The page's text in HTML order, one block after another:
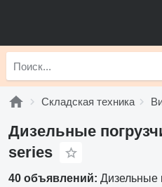
Складская техника
Дизельные
series
40 объявлений: Дизельные